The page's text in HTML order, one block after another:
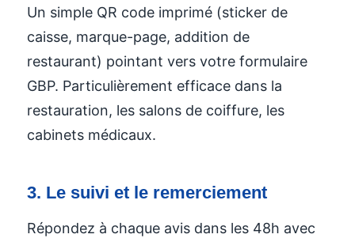
Un simple QR code imprimé (sticker de
caisse, marque-page, addition de
restaurant) pointant vers votre formulaire
GBP. Particulièrement efficace dans la
restauration, les salons de coiffure, les
cabinets médicaux.
3. Le suivi et le remerciement
Répondez à chaque avis dans les 48h avec